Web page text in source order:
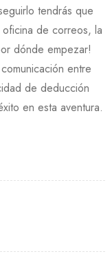
tendrás que
de correos, la
dónde empezar!
entre
de deducción
en esta aventura.